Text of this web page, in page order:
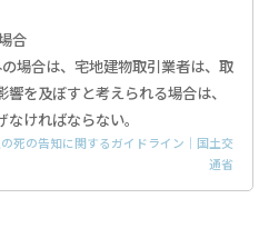
合
場合は、宅地建物取引業者は、取
を及ぼすと考えられる場合は、
ければならない。
死の告知に関するガイドライン｜国土交
通省